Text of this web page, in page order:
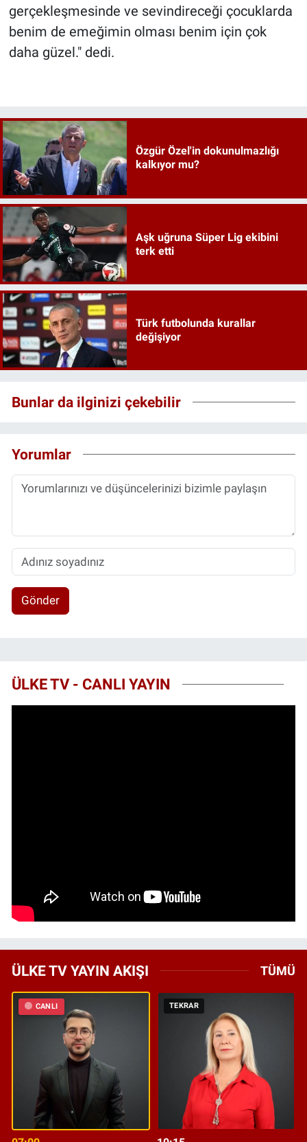
gerçekleşmesinde ve sevindireceği çocuklarda
benim de emeğimin olması benim için çok
daha güzel." dedi.
Özgür Özel'in dokunulmazlığı
kalkıyor mu?
Aşk uğruna Süper Lig ekibini
terk etti
Türk futbolunda kurallar
değişiyor
Bunlar da ilginizi çekebilir
Yorumlar
Gönder
ÜLKE TV - CANLI YAYIN
ÜLKE TV YAYIN AKIŞI TÜMÜ
CANLI TEKRAR